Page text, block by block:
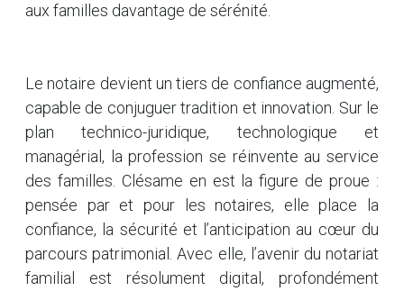
aux familles davantage de sérénité.
Le notaire devient un tiers de confiance augmenté,
capable de conjuguer tradition et innovation. Sur le
plan technico-juridique, technologique et
managérial, la profession se réinvente au service
des familles. Clésame en est la figure de proue :
pensée par et pour les notaires, elle place la
confiance, la sécurité et l’anticipation au cœur du
parcours patrimonial. Avec elle, l’avenir du notariat
familial est résolument digital, profondément